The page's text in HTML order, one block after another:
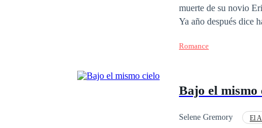
muerte de su novio
Ya año después dice
intentando consumir
Romance
Bajo el mismo
Selene Gremory El